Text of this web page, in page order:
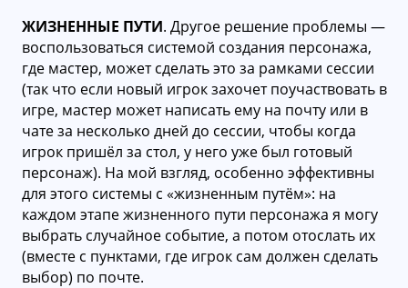
ЖИЗНЕННЫЕ ПУТИ. Другое решение проблемы —
воспользоваться системой создания персонажа,
где мастер, может сделать это за рамками сессии
(так что если новый игрок захочет поучаствовать в
игре, мастер может написать ему на почту или в
чате за несколько дней до сессии, чтобы когда
игрок пришёл за стол, у него уже был готовый
персонаж). На мой взгляд, особенно эффективны
для этого системы с «жизненным путём»: на
каждом этапе жизненного пути персонажа я могу
выбрать случайное событие, а потом отослать их
(вместе с пунктами, где игрок сам должен сделать
выбор) по почте.